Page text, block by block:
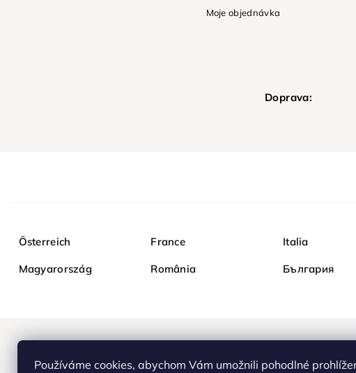
Používáme cookies, abychom Vám umožnili pohodlné
Moje objednávka
Doprava:
Österreich France Italia
Magyarország România България
Nakupujte